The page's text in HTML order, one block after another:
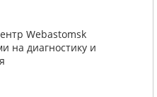
Webastomsk
на диагностику и